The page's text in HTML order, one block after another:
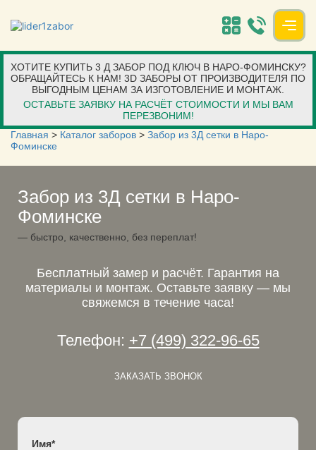
ХОТИТЕ КУПИТЬ 3 Д ЗАБОР ПОД КЛЮЧ В НАРО-ФОМИНСКУ?
ОБРАЩАЙТЕСЬ К НАМ! 3D ЗАБОРЫ ОТ ПРОИЗВОДИТЕЛЯ ПО
ВЫГОДНЫМ ЦЕНАМ ЗА ИЗГОТОВЛЕНИЕ И МОНТАЖ.
ОСТАВЬТЕ ЗАЯВКУ НА РАСЧЁТ СТОИМОСТИ И МЫ ВАМ
ПЕРЕЗВОНИМ!
Главная > Каталог заборов > Забор из 3Д сетки в Наро-
Фоминске
Имя*
Забор из 3Д сетки в Наро-
Фоминске
— быстро, качественно, без переплат!
Бесплатный замер и расчёт. Гарантия на
материалы и монтаж. Оставьте заявку — мы
свяжемся в течение часа!
Телефон: +7 (499) 322-96-65
ЗАКАЗАТЬ ЗВОНОК